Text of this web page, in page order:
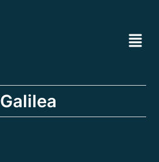
Menú
Galilea